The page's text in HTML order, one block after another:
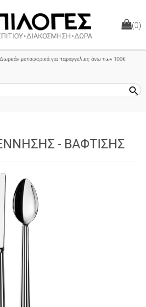
(0)
μεταφορικά για παραγγελίες άνω των 100€
search
- ΒΑΦΤΙΣΗΣ